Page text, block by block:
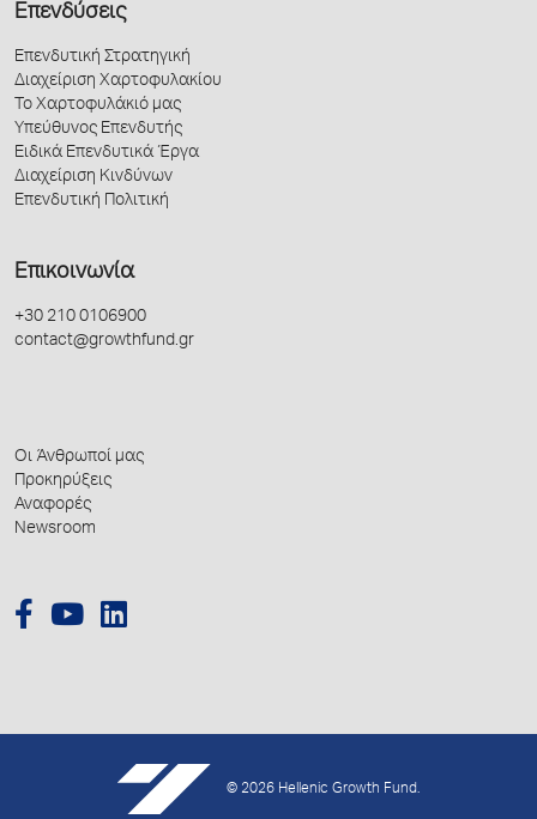
Επενδύσεις
Επενδυτική Στρατηγική
Διαχείριση Χαρτοφυλακίου
Το Χαρτοφυλάκιό μας
Υπεύθυνος Επενδυτής
Ειδικά Επενδυτικά Έργα
Διαχείριση Κινδύνων
Επενδυτική Πολιτική
Επικοινωνία
+30 210 0106900
contact@growthfund.gr
Οι Άνθρωποί μας
Προκηρύξεις
Αναφορές
Newsroom
© 2026 Hellenic Growth Fund.